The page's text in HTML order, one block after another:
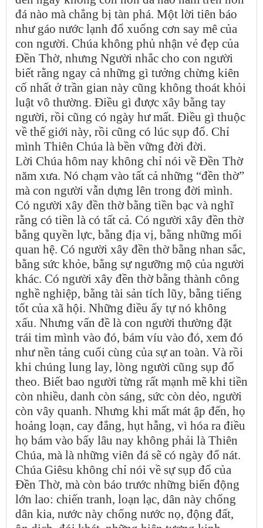
đá nào mà chẳng bị tàn phá. Một lời tiên báo
như gáo nước lạnh đổ xuống cơn say mê của
con người. Chúa không phủ nhận vẻ đẹp của
Đền Thờ, nhưng Người nhắc cho con người
biết rằng ngay cả những gì tưởng chừng kiên
cố nhất ở trần gian này cũng không thoát khỏi
luật vô thường. Điều gì được xây bằng tay
người, rồi cũng có ngày hư mất. Điều gì thuộc
về thế giới này, rồi cũng có lúc sụp đổ. Chỉ
mình Thiên Chúa là bền vững đời đời.
Lời Chúa hôm nay không chỉ nói về Đền Thờ
năm xưa. Nó chạm vào tất cả những “đền thờ”
mà con người vẫn dựng lên trong đời mình.
Có người xây đền thờ bằng tiền bạc và nghĩ
rằng có tiền là có tất cả. Có người xây đền thờ
bằng quyền lực, bằng địa vị, bằng những mối
quan hệ. Có người xây đền thờ bằng nhan sắc,
bằng sức khỏe, bằng sự ngưỡng mộ của người
khác. Có người xây đền thờ bằng thành công
nghề nghiệp, bằng tài sản tích lũy, bằng tiếng
tốt của xã hội. Những điều ấy tự nó không
xấu. Nhưng vấn đề là con người thường đặt
trái tim mình vào đó, bám víu vào đó, xem đó
như nền tảng cuối cùng của sự an toàn. Và rồi
khi chúng lung lay, lòng người cũng sụp đổ
theo. Biết bao người từng rất mạnh mẽ khi tiền
còn nhiều, danh còn sáng, sức còn dẻo, người
còn vây quanh. Nhưng khi mất mát ập đến, họ
hoảng loạn, cay đắng, hụt hẫng, vì hóa ra điều
họ bám vào bấy lâu nay không phải là Thiên
Chúa, mà là những viên đá sẽ có ngày đổ nát.
Chúa Giêsu không chỉ nói về sự sụp đổ của
Đền Thờ, mà còn báo trước những biến động
lớn lao: chiến tranh, loạn lạc, dân này chống
dân kia, nước này chống nước nọ, động đất,